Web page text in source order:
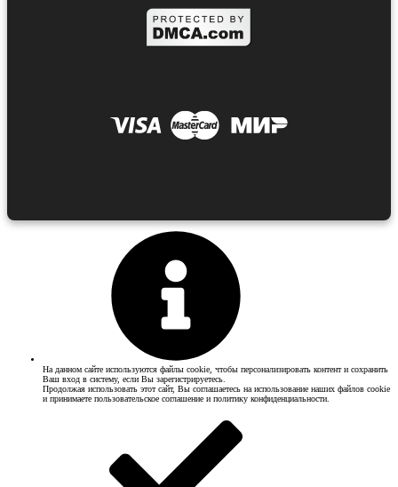
На данном сайте используются файлы cookie, чтобы персонализировать контент и сохранить
Ваш вход в систему, если Вы зарегистрируетесь.
Продолжая использовать этот сайт, Вы соглашаетесь на использование наших файлов cookie
и принимаете пользовательское соглашение и политику конфиденциальности.